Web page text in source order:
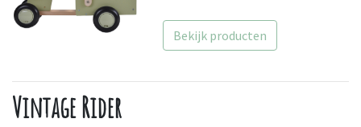
Bekijk producten
Vintage Rider